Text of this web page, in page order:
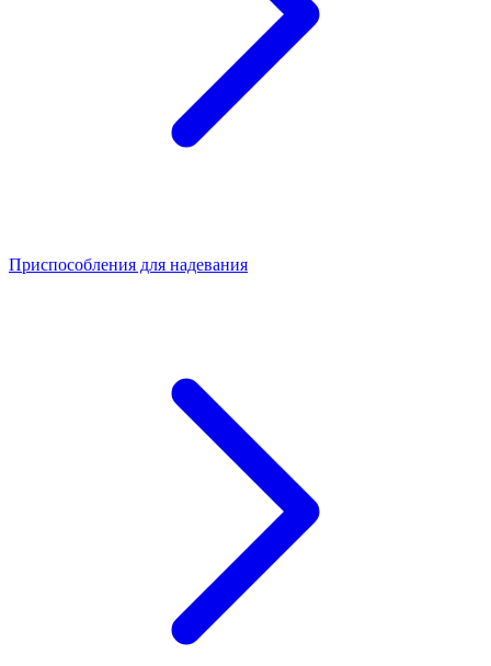
Приспособления для надевания